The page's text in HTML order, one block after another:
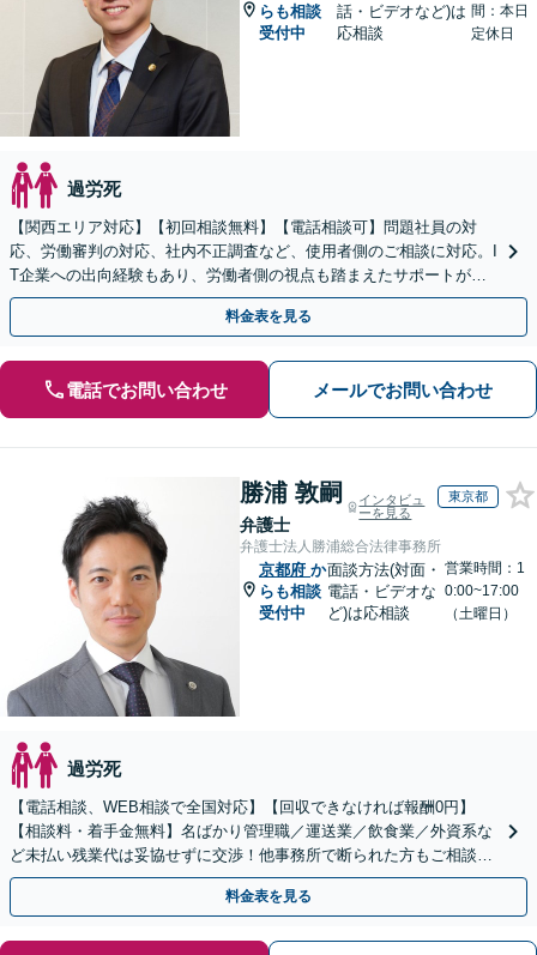
らも相談
受付中
話・ビデオなど)は
応相談
間：本日
定休日
過労死
【関西エリア対応】【初回相談無料】【電話相談可】問題社員の対
応、労働審判の対応、社内不正調査など、使用者側のご相談に対応。I
T企業への出向経験もあり、労働者側の視点も踏まえたサポートが可
能です。お気軽にご相談ください。【夜間・土日相談可】
料金表を見る
電話でお問い合わせ メールでお問い合わせ
勝浦 敦嗣
弁護士
インタビュ
ーを見る
東京都
弁護士法人勝浦総合法律事務所
京都府 か
らも相談
受付中
面談方法(対面・
電話・ビデオな
ど)は応相談
営業時間：1
0:00~17:00
（土曜日）
過労死
【電話相談、WEB相談で全国対応】【回収できなければ報酬0円】
【相談料・着手金無料】名ばかり管理職／運送業／飲食業／外資系な
ど未払い残業代は妥協せずに交渉！他事務所で断られた方もご相談く
ださい。【解決事例が豊富】土曜日も電話受付しています
料金表を見る